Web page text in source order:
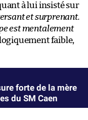
à lui insisté sur
et surprenant.
est mentalement
faible,
forte de la mère
du SM Caen